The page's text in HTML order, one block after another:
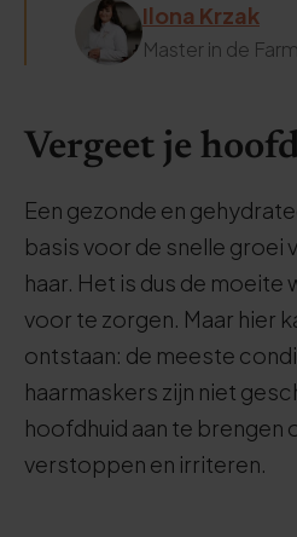
Ilona Krzak
Master in de
Vergeet je
Een gezonde en
basis voor de snelle groei
haar. Het is dus de moeite
voor te zorgen. Maar hier
ontstaan: de meeste
haarmaskers zijn niet
hoofdhuid aan te brengen
verstoppen en irriteren.